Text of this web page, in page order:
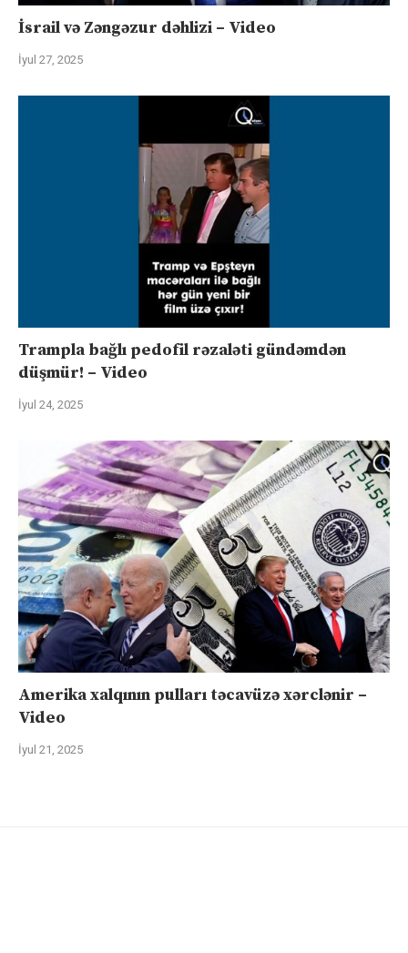
İsrail və Zəngəzur dəhlizi – Video
İyul 27, 2025
Trampla bağlı pedofil rəzaləti gündəmdən
düşmür! – Video
İyul 24, 2025
Amerika xalqının pulları təcavüzə xərclənir –
Video
İyul 21, 2025